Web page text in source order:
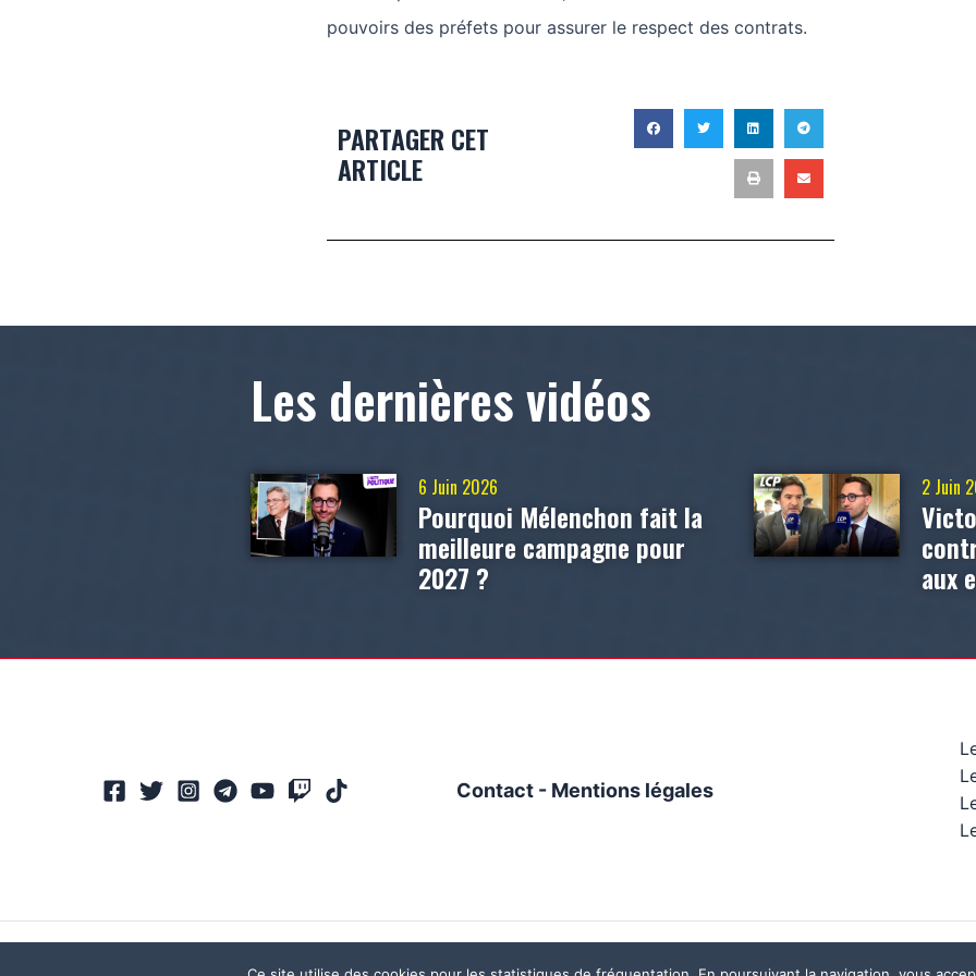
pouvoirs des préfets pour assurer le respect des contrats.
PARTAGER CET
ARTICLE
Les dernières vidéos
6 Juin 2026
Pourquoi Mélenchon fait la
meilleure campagne pour
2027 ?
2 Juin
aux
Contact - Mentions légales
Ce site a été réalisé par Mégaphone communication